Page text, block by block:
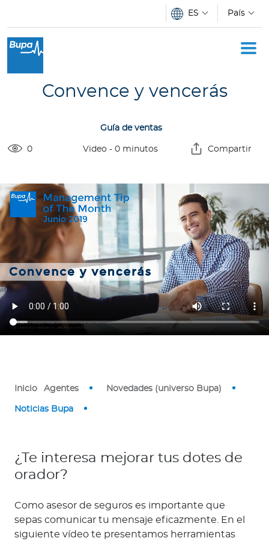
ES País
Oficina Móvil
o
t
i
a
d
o
r
Para Agentes
Red de Salud
Contáctanos
Convence y vencerás
Guía de ventas
0 Video - 0minutos Compartir
Inicio Agentes Novedades (universo Bupa)
Noticias Bupa
¿Te interesa mejorar tus dotes de
orador?
Como asesor de seguros es importante que
sepas comunicar tu mensaje eficazmente. En el
siguiente vídeo te presentamos herramientas